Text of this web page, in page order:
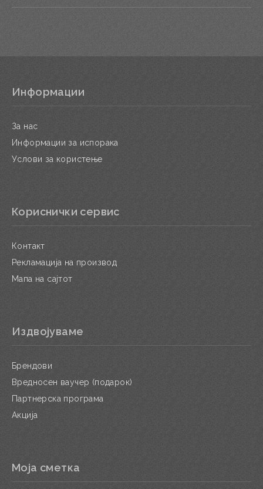
Информации
За нас
Информации за испорака
Услови за користење
Кориснички сервис
Контакт
Рекламација на производ
Мапа на сајтот
Издвојуваме
Брендови
Вредносен ваучер (подарок)
Партнерска програма
Акција
Моја сметка